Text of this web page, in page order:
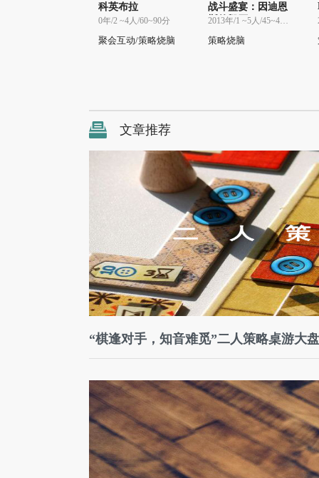
科英布拉
0年/2 ~4人/60~90分
聚会互动/策略烧脑
战斗盛宴：因迪恩
斯的毁灭
2013年/1 ~5人/45~45分
策略烧脑
文章推荐
“棋逢对手，知音难觅”二人策略桌游大